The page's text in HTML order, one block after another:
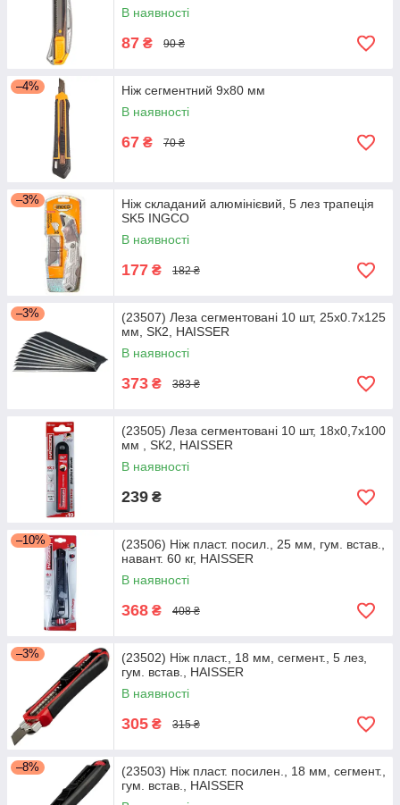
В наявності
87 ₴ 90 ₴
–4%
Ніж сегментний 9х80 мм
В наявності
67 ₴ 70 ₴
–3%
Ніж складаний алюмінієвий, 5 лез трапеція
SK5 INGCO
В наявності
177 ₴ 182 ₴
–3%
(23507) Леза сегментовані 10 шт, 25х0.7x125
мм, SК2, HAISSER
В наявності
373 ₴ 383 ₴
(23505) Леза сегментовані 10 шт, 18х0,7х100
мм , SК2, HAISSER
В наявності
239 ₴
–10%
(23506) Ніж пласт. посил., 25 мм, гум. встав.,
навант. 60 кг, HAISSER
В наявності
368 ₴ 408 ₴
–3%
(23502) Ніж пласт., 18 мм, сегмент., 5 лез,
гум. встав., HAISSER
В наявності
305 ₴ 315 ₴
–8%
(23503) Ніж пласт. посилен., 18 мм, сегмент.,
гум. встав., HAISSER